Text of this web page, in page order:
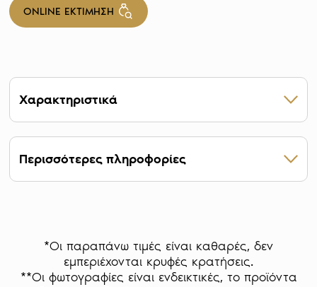
ONLINE ΕΚΤΙΜΗΣΗ
Χαρακτηριστικά
Βάρος 5 g
Βάρος πολύτιμου μετάλλου 5 g
Βαθμός καθαρότητας 24 καράτια
Περισσότερες πληροφορίες
συνώνυμα πάντα της αξίας τους.
*Οι παραπάνω τιμές είναι καθαρές, δεν
εμπεριέχονται κρυφές κρατήσεις.
**Οι φωτογραφίες είναι ενδεικτικές, το προϊόντα